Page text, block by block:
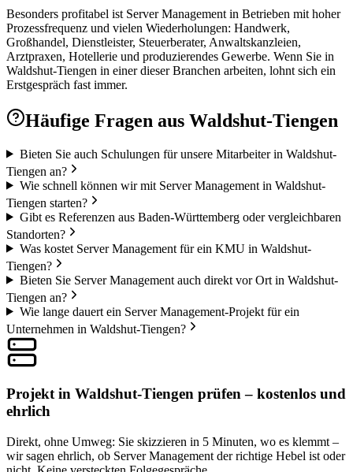
Besonders profitabel ist Server Management in Betrieben mit hoher
Prozessfrequenz und vielen Wiederholungen: Handwerk,
Großhandel, Dienstleister, Steuerberater, Anwaltskanzleien,
Arztpraxen, Hotellerie und produzierendes Gewerbe. Wenn Sie in
Waldshut-Tiengen in einer dieser Branchen arbeiten, lohnt sich ein
Erstgespräch fast immer.
Häufige Fragen aus Waldshut-Tiengen
Bieten Sie auch Schulungen für unsere Mitarbeiter in Waldshut-
Tiengen an?
Wie schnell können wir mit Server Management in Waldshut-
Tiengen starten?
Gibt es Referenzen aus Baden-Württemberg oder vergleichbaren
Standorten?
Was kostet Server Management für ein KMU in Waldshut-
Tiengen?
Bieten Sie Server Management auch direkt vor Ort in Waldshut-
Tiengen an?
Wie lange dauert ein Server Management-Projekt für ein
Unternehmen in Waldshut-Tiengen?
Projekt in Waldshut-Tiengen prüfen – kostenlos und
ehrlich
Direkt, ohne Umweg: Sie skizzieren in 5 Minuten, wo es klemmt –
wir sagen ehrlich, ob Server Management der richtige Hebel ist oder